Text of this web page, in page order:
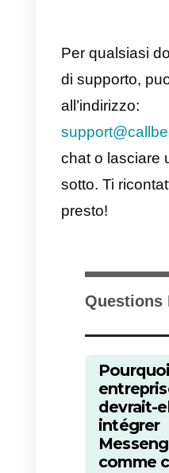
les
général,
service
«
par la